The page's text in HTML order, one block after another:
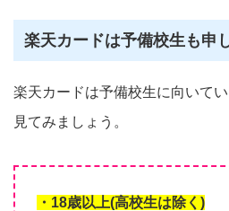
楽天カードは予備校生も申
楽天カードは予備校生に向いて
見てみましょう。
・18歳以上(高校生は除く)